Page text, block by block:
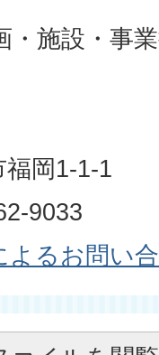
・施設・事
岡1-1-1
9033
よるお問い